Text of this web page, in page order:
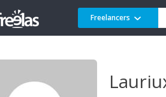
Freelancers